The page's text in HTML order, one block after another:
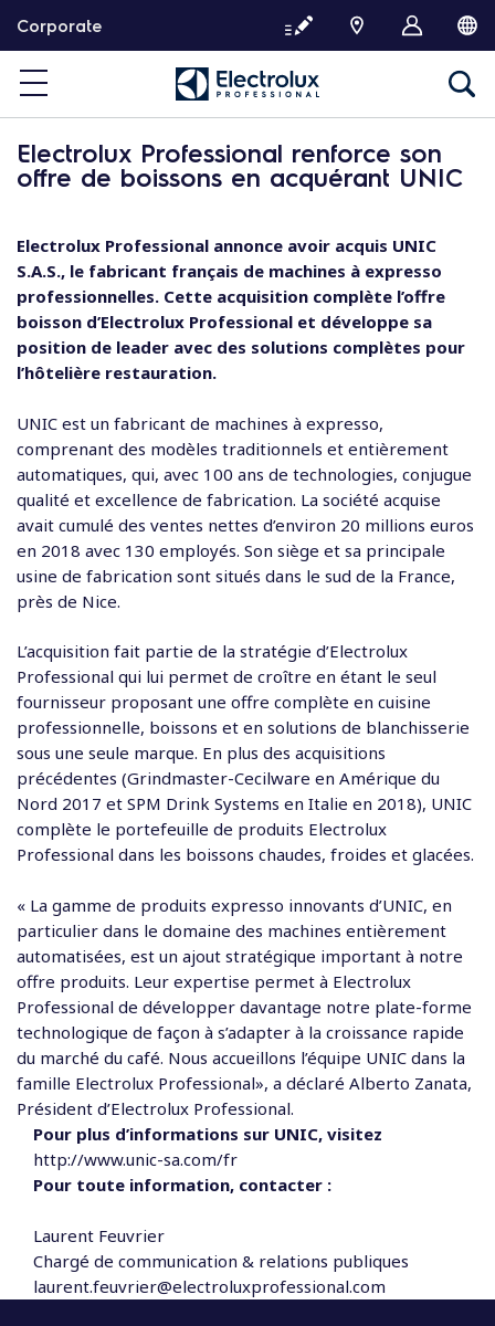
e
Corporate
Electrolux Professional renforce son
offre de boissons en acquérant UNIC
Electrolux Professional annonce avoir acquis UNIC
S.A.S., le fabricant français de machines à expresso
professionnelles. Cette acquisition complète l’offre
boisson d’Electrolux Professional et développe sa
position de leader avec des solutions complètes pour
l’hôtelière restauration.
UNIC est un fabricant de machines à expresso,
comprenant des modèles traditionnels et entièrement
automatiques, qui, avec 100 ans de technologies, conjugue
qualité et excellence de fabrication. La société acquise
avait cumulé des ventes nettes d’environ 20 millions euros
en 2018 avec 130 employés. Son siège et sa principale
usine de fabrication sont situés dans le sud de la France,
près de Nice.
L’acquisition fait partie de la stratégie d’Electrolux
Professional qui lui permet de croître en étant le seul
fournisseur proposant une offre complète en cuisine
professionnelle, boissons et en solutions de blanchisserie
sous une seule marque. En plus des acquisitions
précédentes (Grindmaster-Cecilware en Amérique du
Nord 2017 et SPM Drink Systems en Italie en 2018), UNIC
complète le portefeuille de produits Electrolux
Professional dans les boissons chaudes, froides et glacées.
« La gamme de produits expresso innovants d’UNIC, en
particulier dans le domaine des machines entièrement
automatisées, est un ajout stratégique important à notre
offre produits. Leur expertise permet à Electrolux
Professional de développer davantage notre plate-forme
technologique de façon à s’adapter à la croissance rapide
du marché du café. Nous accueillons l’équipe UNIC dans la
famille Electrolux Professional», a déclaré Alberto Zanata,
Président d’Electrolux Professional.
Pour plus d’informations sur UNIC, visitez
http://www.unic-sa.com/fr
Pour toute information, contacter :
Laurent Feuvrier
Chargé de communication & relations publiques
laurent.feuvrier@electroluxprofessional.com